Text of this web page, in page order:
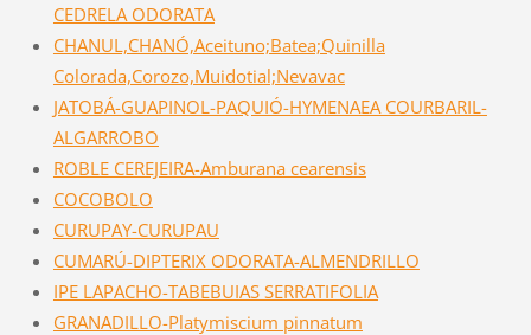
CEDRELA ODORATA
CHANUL,CHANÓ,Aceituno;Batea;Quinilla
Colorada,Corozo,Muidotial;Nevavac
JATOBÁ-GUAPINOL-PAQUIÓ-HYMENAEA COURBARIL-
ALGARROBO
ROBLE CEREJEIRA-Amburana cearensis
COCOBOLO
CURUPAY-CURUPAU
CUMARÚ-DIPTERIX ODORATA-ALMENDRILLO
IPE LAPACHO-TABEBUIAS SERRATIFOLIA
GRANADILLO-Platymiscium pinnatum